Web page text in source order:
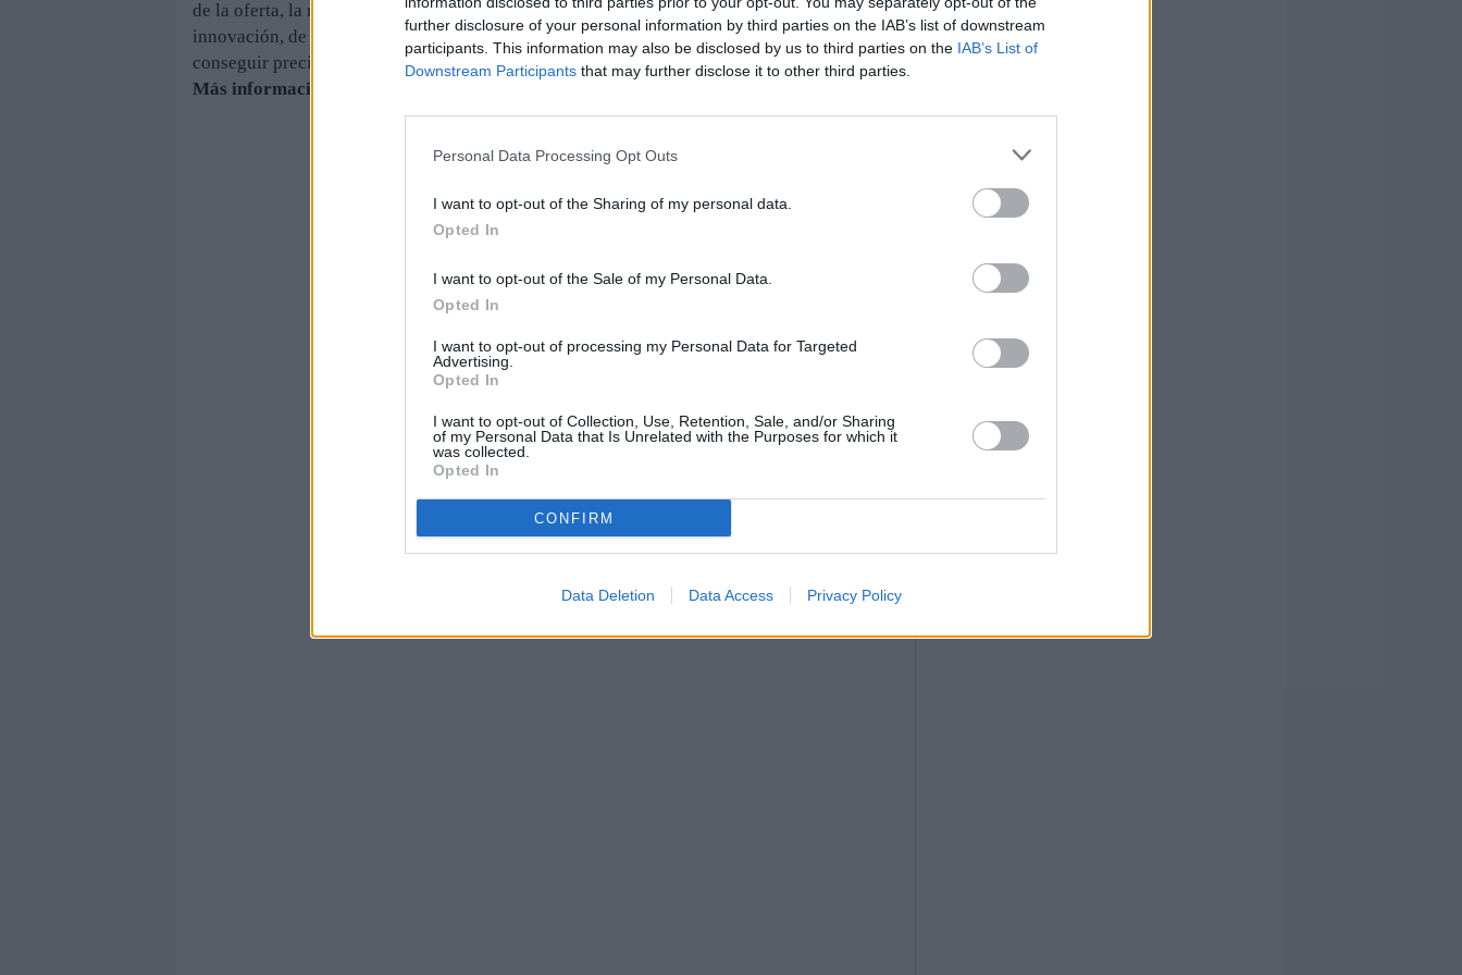
further disclosure of your personal information by third parties on the IAB’s list of downstream
participants. This information may also be disclosed by us to third parties on the IAB’s List of
Downstream Participants that may further disclose it to other third parties.
Personal Data Processing Opt Outs
I want to opt-out of the Sharing of my personal data.
Opted In
I want to opt-out of the Sale of my Personal Data.
Opted In
I want to opt-out of processing my Personal Data for Targeted
Advertising.
Opted In
I want to opt-out of Collection, Use, Retention, Sale, and/or Sharing
of my Personal Data that Is Unrelated with the Purposes for which it
was collected.
Opted In
CONFIRM
Data Deletion Data Access Privacy Policy
de la oferta, la mejora de la promoción, la incorporación de la investigación y la
innovación, de la mano del desarrollo sostenible, y la regulación de los mercados para
conseguir precios justos para los agricultores.
Más información, mañana, en la edición impresa de Diario JAEN.